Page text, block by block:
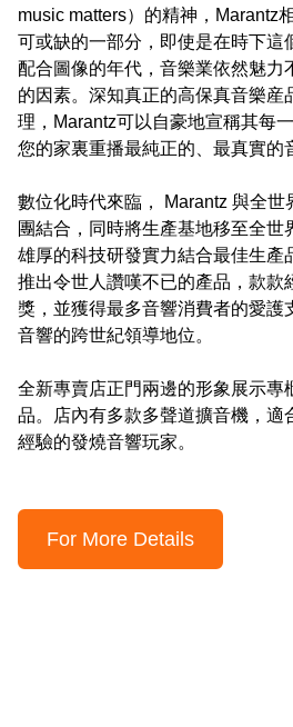
music matters）的精神，Marantz
可或缺的一部分，即使是在時下這
配合圖像的年代，音樂業依然魅力
的因素。深知真正的高保真音樂産
理，Marantz可以自豪地宣稱其每
您的家裏重播最純正的、最真實的
數位化時代來臨， Marantz 與全
團結合，同時將生產基地移至全世
雄厚的科技研發實力結合最佳生產
推出令世人讚嘆不已的產品，款款
獎，並獲得最多音響消費者的愛護
音響的跨世紀領導地位。
全新專賣店正門兩邊的形象展示專
品。店內有多款多聲道擴音機，適
經驗的發燒音響玩家。
For More Details